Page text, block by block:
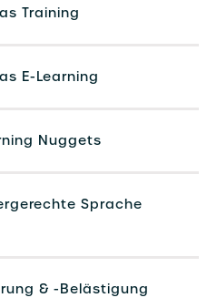
Training
E-Learning
Nuggets
Sprache
& -Belästigung